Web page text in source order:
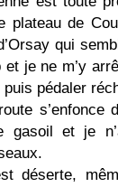
plateau de
qui
et je ne m’y
pédaler
gasoil et je
déserte,